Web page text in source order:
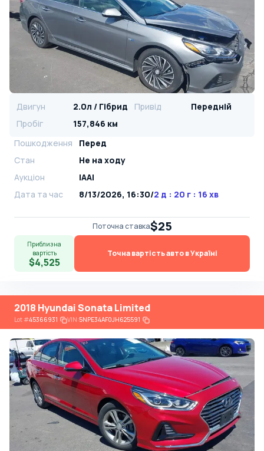
Двигун 2.0л / Гібрид Привід
Передній
Пробіг
157,846 км
Пошкодження
Перед
Стан
Не на ходу
Аукціон
IAAI
Дата та час
8/13/2026, 16:30/2 д : 20 г : 16 хв
Поточна ставка$25
Приблизна
вартість
$4,525
Точна вартість авто в Україні
2018 Hyundai Sonata Limited
Lot#45366931 VIN:5NPE34AF0JH625591